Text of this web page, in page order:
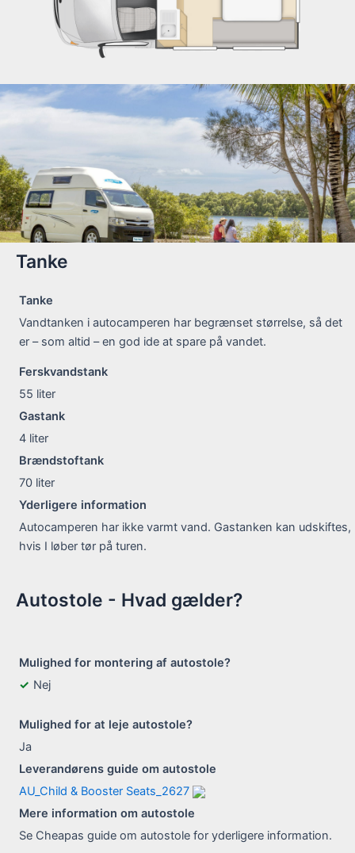
Tanke
Tanke
Vandtanken i autocamperen har begrænset størrelse, så det
er – som altid – en god ide at spare på vandet.
Ferskvandstank
55 liter
Gastank
4 liter
Brændstoftank
70 liter
Yderligere information
Autocamperen har ikke varmt vand. Gastanken kan udskiftes,
hvis I løber tør på turen.
Autostole - Hvad gælder?
Mulighed for montering af autostole?
Nej
Mulighed for at leje autostole?
Ja
Leverandørens guide om autostole
AU_Child & Booster Seats_2627
Mere information om autostole
Se Cheapas guide om autostole for yderligere information.